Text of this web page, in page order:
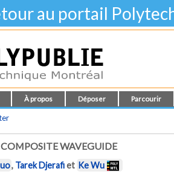
au portail
À propos Déposer Parcourir
WAVEGUIDE
, Tarek Djerafiet Ke Wu